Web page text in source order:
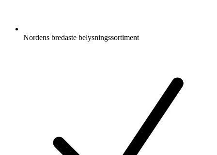
Nordens bredaste belysningssortiment